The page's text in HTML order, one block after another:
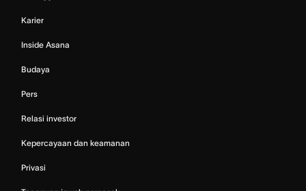
Karier
Inside Asana
Budaya
Pers
Relasi investor
Kepercayaan dan keamanan
Privasi